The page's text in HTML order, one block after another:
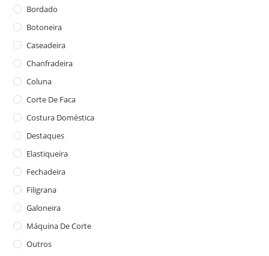
Bordado
Botoneira
Caseadeira
Chanfradeira
Coluna
Corte De Faca
Costura Doméstica
Destaques
Elastiqueira
Fechadeira
Filigrana
Galoneira
Máquina De Corte
Outros